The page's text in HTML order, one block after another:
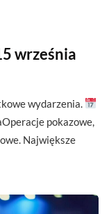
września
wydarzenia.
pokazowe,
Największe